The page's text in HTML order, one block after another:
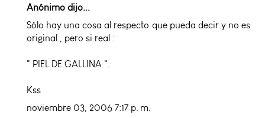
Anónimo dijo...
Sólo hay una cosa al respecto que pueda decir y no es
original , pero si real :
" PIEL DE GALLINA ".
Kss
noviembre 03, 2006 7:17 p. m.